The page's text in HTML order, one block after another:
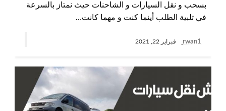
بسحب و نقل السيارات و الشاحنات حيث نمتاز بالسرعة
في تلبية الطلب أينما كنت و مهما كانت…
rwan1 فبراير 22, 2021